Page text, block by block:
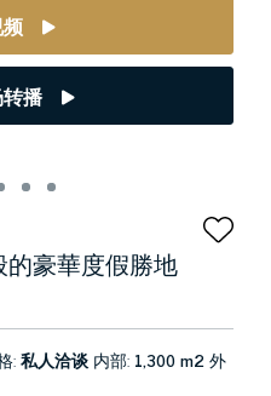
播
豪華度假勝地
:私人洽谈 内部: 1,300 m2外